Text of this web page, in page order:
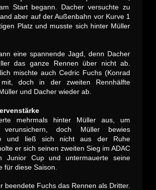
Start begann. Dacher versuchte zu
aber auf der Außenbahn vor Kurve 1
Platz und musste sich hinter Müller
eine spannende Jagd, denn Dacher
das ganze Rennen über nicht ab.
mischte auch Cedric Fuchs (Konrad
mit, doch in der zweiten Rennhälfte
und Dacher wieder ab.
mehrmals hinter Müller aus, um
doch Müller bewies
und ließ sich nicht aus der Ruhe
er sich seinen zweiten Sieg im ADAC
Junior Cup und untermauerte seine
für diese Saison.
beendete Fuchs das Rennen als Dritter.